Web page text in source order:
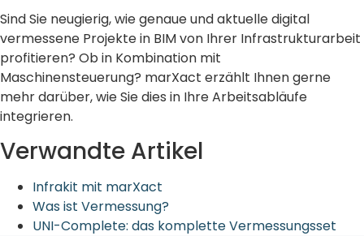
Sind Sie neugierig, wie genaue und aktuelle digital
vermessene Projekte in BIM von Ihrer Infrastrukturarbeit
profitieren? Ob in Kombination mit
Maschinensteuerung? marXact erzählt Ihnen gerne
mehr darüber, wie Sie dies in Ihre Arbeitsabläufe
integrieren.
Verwandte Artikel
Infrakit mit marXact
Was ist Vermessung?
UNI-Complete: das komplette Vermessungsset